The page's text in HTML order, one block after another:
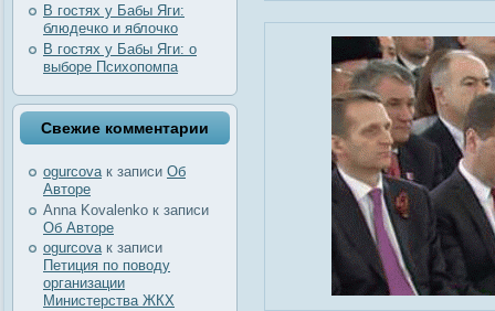
В гостях у Бабы Яги:
блюдечко и яблочко
В гостях у Бабы Яги: о
выборе Психопомпа
Свежие комментарии
ogurcovaк записи Об
Авторе
Anna Kovalenko к записи
Об Авторе
ogurcovaк записи
Петиция по поводу
организации
Министерства ЖКХ